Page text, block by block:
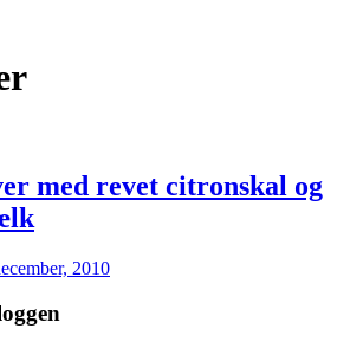
med revet citronskal og
2010